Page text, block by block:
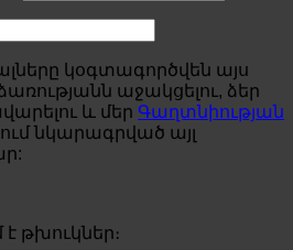
կօգտագործվեն այս
աջակցելու, ձեր
և մեր Գաղտնիության
ում նկարագրված այլ
թխուկներ։